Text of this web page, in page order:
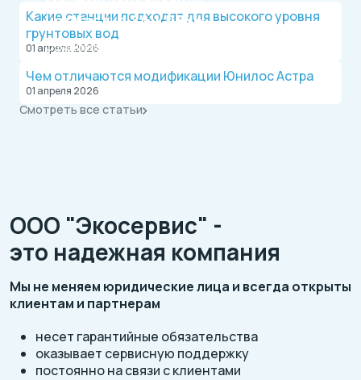
на участкеЗА 1 ДЕНЬ
Официальный дилер, работаем по договору.
Какие станции подходят для высокого уровня
грунтовых вод
01 апреля 2026
Чем отличаются модификации Юнилос Астра
01 апреля 2026
Смотреть все статьи
ООО "Экосервис" -
это надежная компания
Мы не меняем юридические лица и всегда открыты
клиентам и партнерам
несет гарантийные обязательства
оказывает сервисную поддержку
постоянно на связи с клиентами